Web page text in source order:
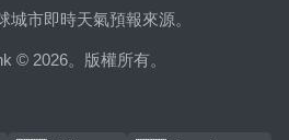
城市即時天氣預報來源。
© 2026。版權所有。